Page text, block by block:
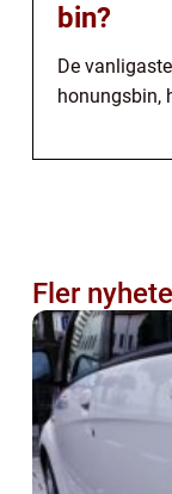
bin?
De
honungsbin,
Fler